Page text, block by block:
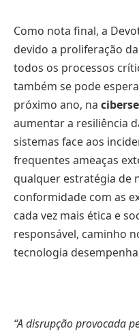
Como nota final, a
devido a proliferação
todos os processos
também se pode
próximo ano, na ci
aumentar a resiliência
sistemas face aos
frequentes ameaças
qualquer estratégia de
conformidade com as
cada vez mais ética e
responsável, caminho
tecnologia
“A disrupção provocada